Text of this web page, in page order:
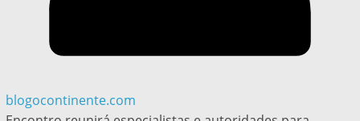
blogocontinente.com